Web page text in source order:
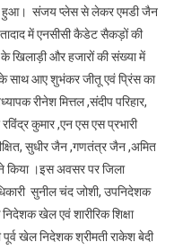
खेलो
इंडिया
गेम्स
की
मशाल
का
हुआ
भव्य
स्वागत
हुआ। संजय प्लेस से लेकर एमडी जैन
में एनसीसी कैडेट सैकड़ों की
खिलाड़ी और हजारों की संख्या में
साथ आए शुभंकर जीतू एवं प्रिंस का
रीनेश मित्तल ,संदीप परिहार,
कुमार ,एन एस एस प्रभारी
सुधीर जैन ,गणतंत्र जैन ,अमित
किया ।इस अवसर पर जिला
सुनील चंद जोशी, उपनिदेशक
खेल एवं शारीरिक शिक्षा
खेल निदेशक श्रीमती राकेश बेदी